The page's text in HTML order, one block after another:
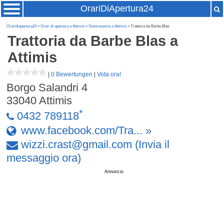
OrariDiApertura24
Oraridiapertura24»Orari di apertura a Attimis »Gastronomia a Attimis » Trattoria da Barbe Blas
Trattoria da Barbe Blas a
Attimis
|0 Bewertungen |Vota ora!
Borgo Salandri 4
33040 Attimis
0432 789118*
www.facebook.com/Tra... »
wizzi.crast@gmail .com (Invia il
messaggio ora)
Annuncio